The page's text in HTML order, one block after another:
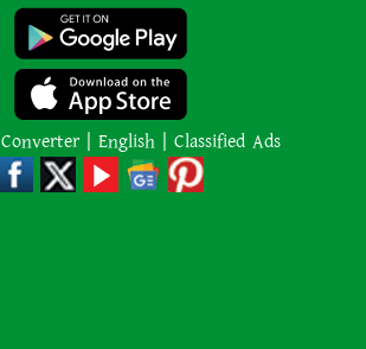
শাপলা চত্বর হত্যাযজ্ঞ: স্বৈরাচার হাসিনা-
আজিজ-বেনজীরসহ পলাতকদের বিরুদ্ধে
গ্রেপ্তারি পরোয়ানা
লোডশেডিংয়ের কারণে জনসংখ্যা
বেড়েছে: ভারতের নতুন শিক্ষামন্ত্রী
Converter | English | Classified Ads